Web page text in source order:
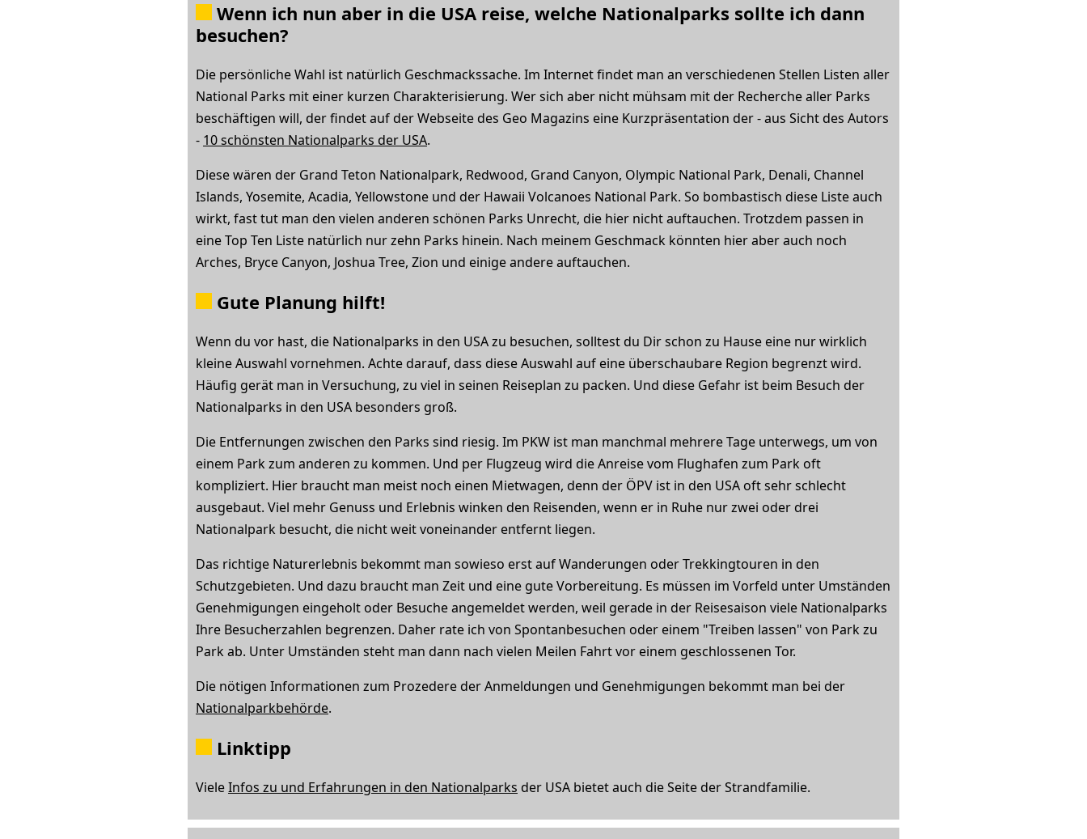
Wenn ich nun aber in die USA reise, welche Nationalparks sollte ich dann
besuchen?
Die persönliche Wahl ist natürlich Geschmackssache. Im Internet findet man an verschiedenen Stellen Listen aller
National Parks mit einer kurzen Charakterisierung. Wer sich aber nicht mühsam mit der Recherche aller Parks
beschäftigen will, der findet auf der Webseite des Geo Magazins eine Kurzpräsentation der - aus Sicht des Autors
- 10 schönsten Nationalparks der USA.
Diese wären der Grand Teton Nationalpark, Redwood, Grand Canyon, Olympic National Park, Denali, Channel
Islands, Yosemite, Acadia, Yellowstone und der Hawaii Volcanoes National Park. So bombastisch diese Liste auch
wirkt, fast tut man den vielen anderen schönen Parks Unrecht, die hier nicht auftauchen. Trotzdem passen in
eine Top Ten Liste natürlich nur zehn Parks hinein. Nach meinem Geschmack könnten hier aber auch noch
Arches, Bryce Canyon, Joshua Tree, Zion und einige andere auftauchen.
Gute Planung hilft!
Wenn du vor hast, die Nationalparks in den USA zu besuchen, solltest du Dir schon zu Hause eine nur wirklich
kleine Auswahl vornehmen. Achte darauf, dass diese Auswahl auf eine überschaubare Region begrenzt wird.
Häufig gerät man in Versuchung, zu viel in seinen Reiseplan zu packen. Und diese Gefahr ist beim Besuch der
Nationalparks in den USA besonders groß.
Die Entfernungen zwischen den Parks sind riesig. Im PKW ist man manchmal mehrere Tage unterwegs, um von
einem Park zum anderen zu kommen. Und per Flugzeug wird die Anreise vom Flughafen zum Park oft
kompliziert. Hier braucht man meist noch einen Mietwagen, denn der ÖPV ist in den USA oft sehr schlecht
ausgebaut. Viel mehr Genuss und Erlebnis winken den Reisenden, wenn er in Ruhe nur zwei oder drei
Nationalpark besucht, die nicht weit voneinander entfernt liegen.
Das richtige Naturerlebnis bekommt man sowieso erst auf Wanderungen oder Trekkingtouren in den
Schutzgebieten. Und dazu braucht man Zeit und eine gute Vorbereitung. Es müssen im Vorfeld unter Umständen
Genehmigungen eingeholt oder Besuche angemeldet werden, weil gerade in der Reisesaison viele Nationalparks
Ihre Besucherzahlen begrenzen. Daher rate ich von Spontanbesuchen oder einem "Treiben lassen" von Park zu
Park ab. Unter Umständen steht man dann nach vielen Meilen Fahrt vor einem geschlossenen Tor.
Die nötigen Informationen zum Prozedere der Anmeldungen und Genehmigungen bekommt man bei der
Nationalparkbehörde.
Linktipp
VieleInfos zu und Erfahrungen in den Nationalparks der USA bietet auch die Seite der Strandfamilie.